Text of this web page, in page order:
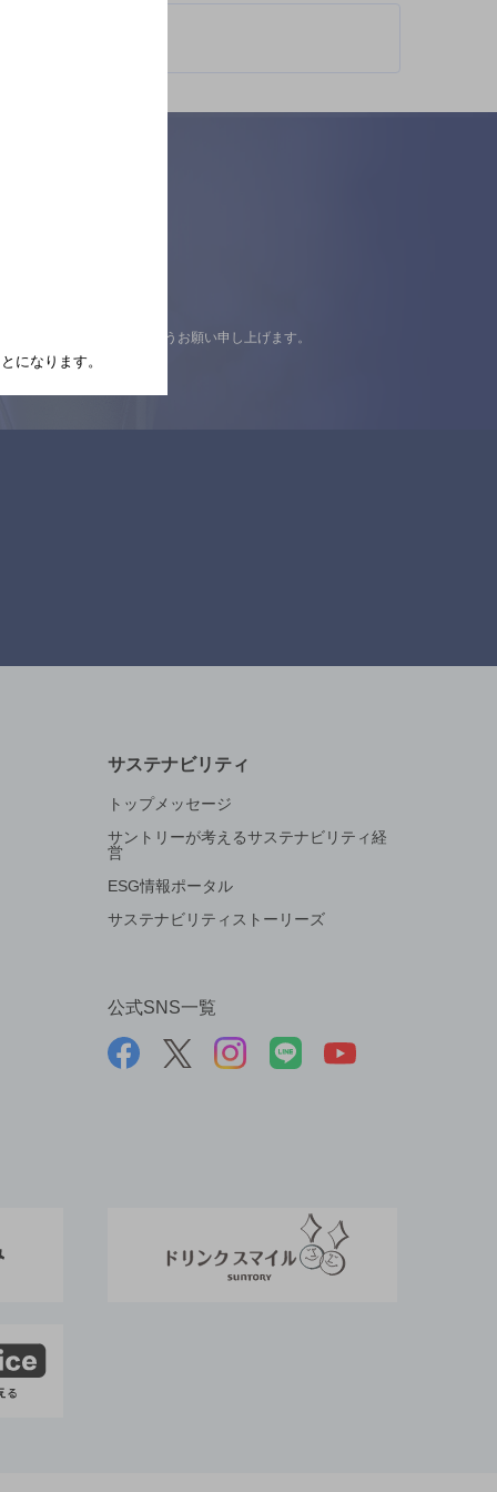
の上ご来店くださいますようお願い申し上げます。
サステナビリティ
トップメッセージ
サントリーが考えるサステナビリティ経
営
ESG情報ポータル
サステナビリティストーリーズ
公式SNS一覧
になります。